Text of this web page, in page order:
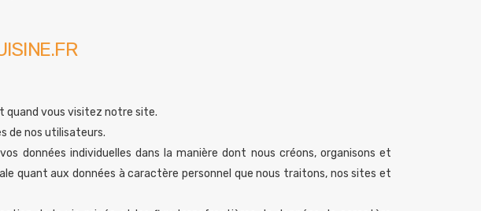
quand vous visitez notre site.
de nos utilisateurs.
données individuelles dans la manière dont nous créons, organisons et
quant aux données à caractère personnel que nous traitons, nos sites et